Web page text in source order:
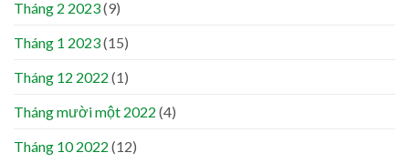
Tháng 2 2023(9)
Tháng 1 2023(15)
Tháng 12 2022 (1)
Tháng mười một 2022 (4)
Tháng 10 2022 (12)